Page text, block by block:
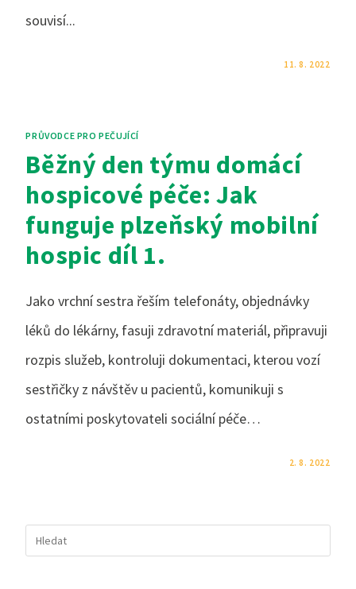
souvisí...
11. 8. 2022
PRŮVODCE PRO PEČUJÍCÍ
Běžný den týmu domácí
hospicové péče: Jak
funguje plzeňský mobilní
hospic díl 1.
Jako vrchní sestra řeším telefonáty, objednávky
léků do lékárny, fasuji zdravotní materiál, připravuji
rozpis služeb, kontroluji dokumentaci, kterou vozí
sestřičky z návštěv u pacientů, komunikuji s
ostatními poskytovateli sociální péče…
2. 8. 2022